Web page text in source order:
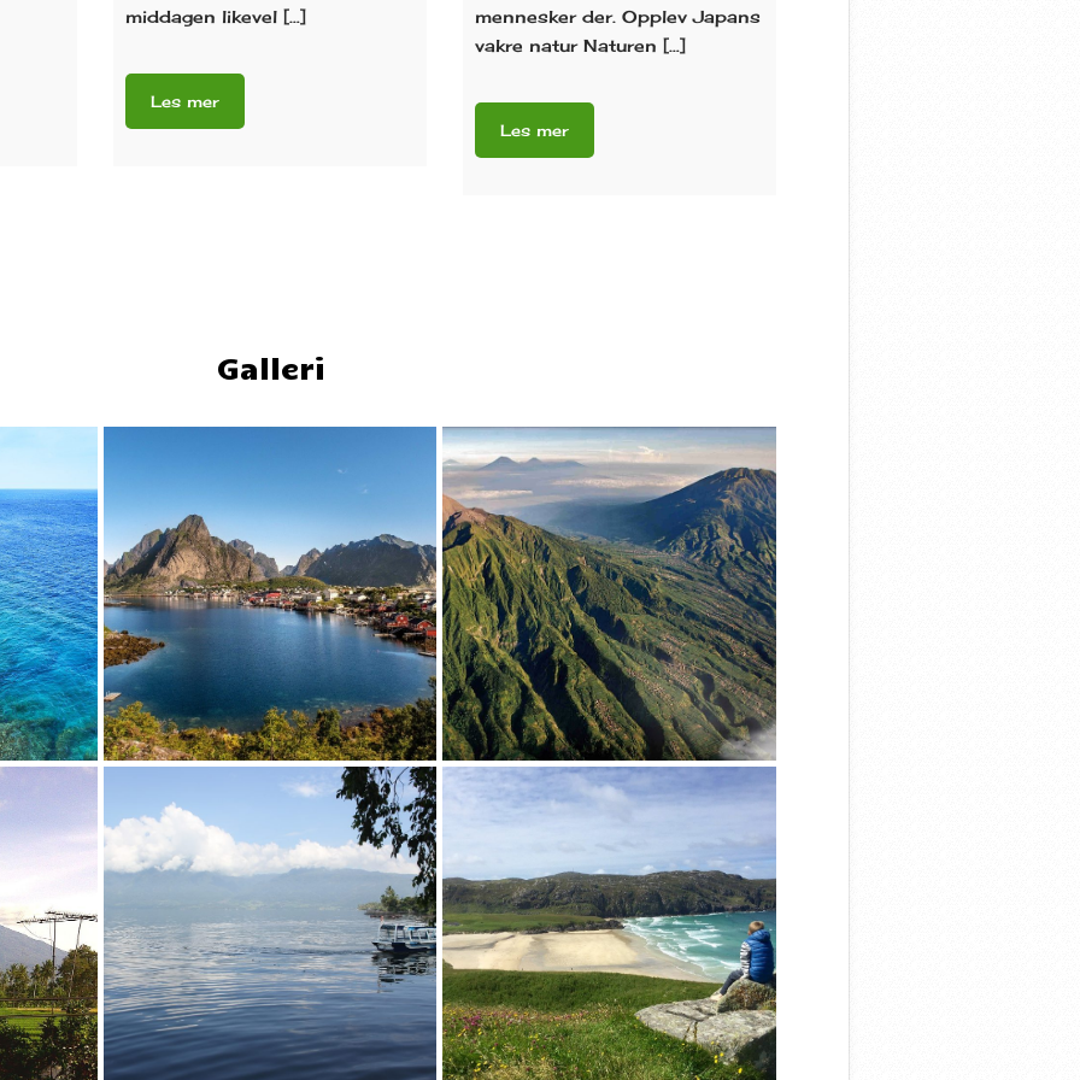
middagen likevel […]
mennesker der. Opplev Japans
vakre natur Naturen […]
Galleri